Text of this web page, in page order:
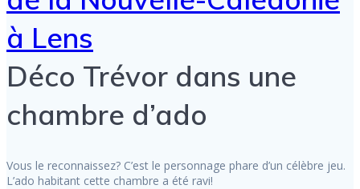
Déco Trévor dans une
chambre d’ado
Vous le reconnaissez? C’est le personnage phare d’un célèbre jeu.
L’ado habitant cette chambre a été ravi!